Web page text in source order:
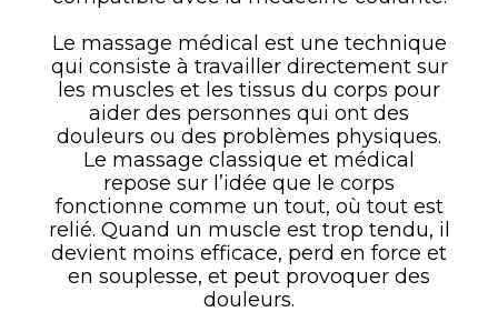
Le massage médical est une technique
qui consiste à travailler directement sur
les muscles et les tissus du corps pour
aider des personnes qui ont des
douleurs ou des problèmes physiques.
Le massage classique et médical
repose sur l’idée que le corps
fonctionne comme un tout, où tout est
relié. Quand un muscle est trop tendu, il
devient moins efficace, perd en force et
en souplesse, et peut provoquer des
douleurs.